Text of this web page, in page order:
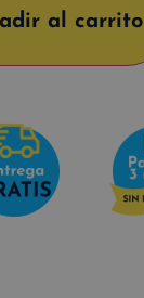
al carrito